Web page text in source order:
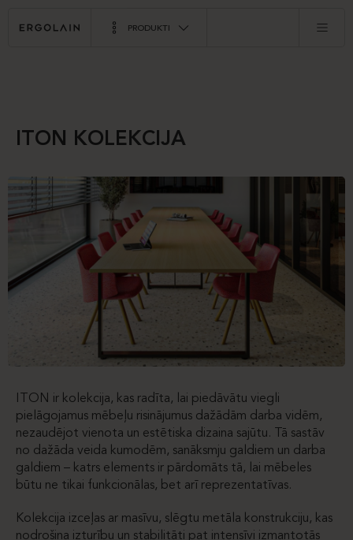
PRODUKTI
ITON KOLEKCIJA
ITON ir kolekcija, kas radīta, lai piedāvātu viegli
pielāgojamus mēbeļu risinājumus dažādām darba vidēm,
nezaudējot vienota un estētiska dizaina sajūtu. Tā sastāv
no dažāda veida kumodēm, sanāksmju galdiem un darba
galdiem – katrs elements ir pārdomāts tā, lai mēbeles
būtu ne tikai funkcionālas, bet arī reprezentatīvas.
Kolekcija izceļas ar masīvu, slēgtu metāla konstrukciju, kas
nodrošina izturību un stabilitāti pat intensīvi izmantotās